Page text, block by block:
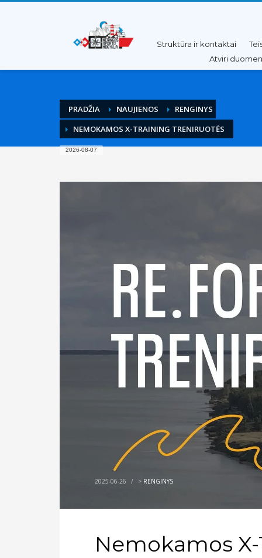
Pereiti
Pereiti
Struktūra ir kontaktai
Atviri
PRADŽIA NAUJIENOS
RENGINYS
NEMOKAMOS X-TRAINING TRENIRUOTĖS
2026-08-07
2025-06-26 / > RENGINYS
Nemokamos